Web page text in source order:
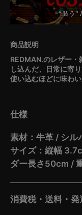
REDMAN.のレザー・
し込んだ、日常に寄り
使い込むほどに味わい
仕様
素材：牛革 / シル
サイズ：縦幅
ダー長さ50cm /
消費税・送料・発